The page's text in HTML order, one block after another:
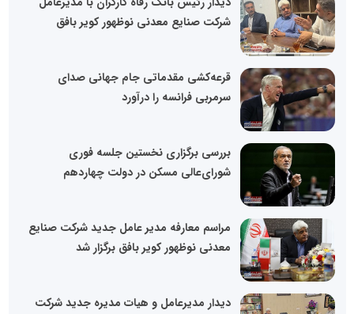
شرکت صنایع معدنی نوظهور کویر بافق
قرعه‌کشی مقدماتی جام جهانی صدای
سرمربی فرانسه را درآورد
بررسی برگزاری نخستین جلسه فوری
شورای‌عالی مسکن در دولت چهاردهم
مراسم معارفه مدیر عامل جدید شرکت‌ صنایع
معدنی نوظهور کویر بافق برگزار شد
دیدار مدیرعامل و هیات مدیره جدید شرکت